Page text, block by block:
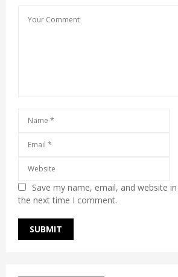
Save my name, email, and website
the next time I comment.